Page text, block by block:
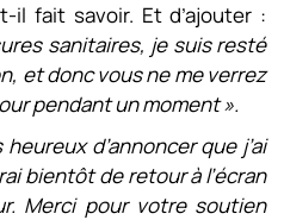
il fait savoir. Et d’ajouter :
sanitaires, je suis resté
et donc vous ne me verrez
pendant un moment ».
heureux d’annoncer que j’ai
bientôt de retour à l’écran
Merci pour votre soutien